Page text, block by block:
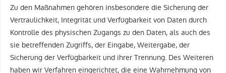
Zu den Maßnahmen gehören insbesondere die Sicherung der
Vertraulichkeit, Integrität und Verfügbarkeit von Daten durch
Kontrolle des physischen Zugangs zu den Daten, als auch des
sie betreffenden Zugriffs, der Eingabe, Weitergabe, der
Sicherung der Verfügbarkeit und ihrer Trennung. Des Weiteren
haben wir Verfahren eingerichtet, die eine Wahrnehmung von